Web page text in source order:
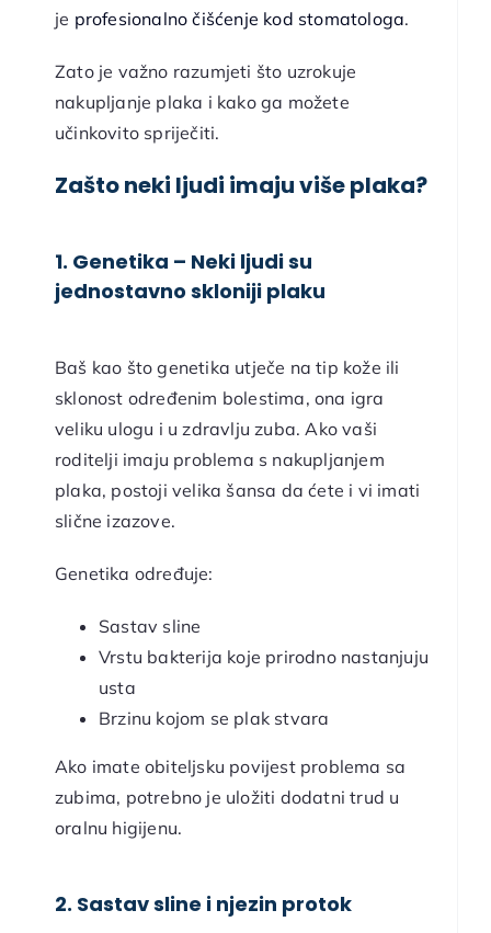
je profesionalno čišćenje kod stomatologa.
Zato je važno razumjeti što uzrokuje
nakupljanje plaka i kako ga možete
učinkovito spriječiti.
Zašto neki ljudi imaju više plaka?
1. Genetika – Neki ljudi su
jednostavno skloniji plaku
Baš kao što genetika utječe na tip kože ili
sklonost određenim bolestima, ona igra
veliku ulogu i u zdravlju zuba. Ako vaši
roditelji imaju problema s nakupljanjem
plaka, postoji velika šansa da ćete i vi imati
slične izazove.
Genetika određuje:
Sastav sline
Vrstu bakterija koje prirodno nastanjuju
usta
Brzinu kojom se plak stvara
Ako imate obiteljsku povijest problema sa
zubima, potrebno je uložiti dodatni trud u
oralnu higijenu.
2. Sastav sline i njezin protok